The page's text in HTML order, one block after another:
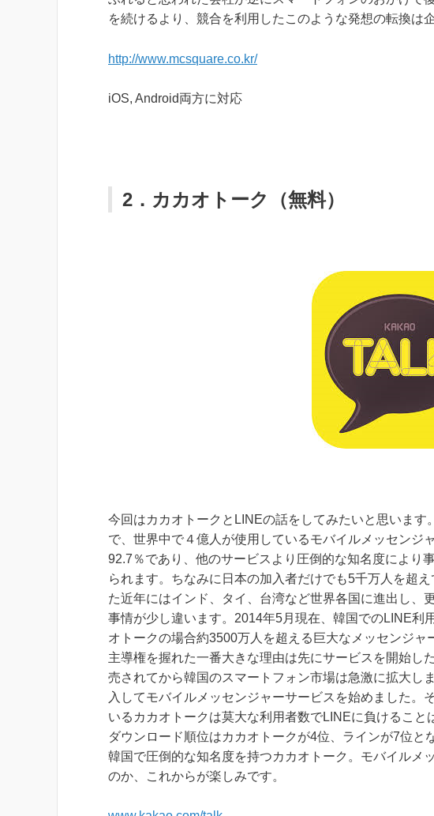
を続けるより、競合を利用したこのような発想の転換は
http://www.mcsquare.co.kr/
iOS, Android両方に対応
2．カカオトーク（無料）
今回はカカオトークとLINEの話をしてみたいと思います
で、世界中で４億人が使用しているモバイルメッセンジ
92.7％であり、他のサービスより圧倒的な知名度により
られます。ちなみに日本の加入者だけでも5千万人を超
た近年にはインド、タイ、台湾など世界各国に進出し、
事情が少し違います。2014年5月現在、韓国でのLINE利
オトークの場合約3500万人を超える巨大なメッセンジ
主導権を握れた一番大きな理由は先にサービスを開始し
売されてから韓国のスマートフォン市場は急激に拡大し
入してモバイルメッセンジャーサービスを始めました。
いるカカオトークは莫大な利用者数でLINEに負けるこ
ダウンロード順位はカカオトークが4位、ラインが7位と
韓国で圧倒的な知名度を持つカカオトーク。モバイルメ
のか、これからが楽しみです。